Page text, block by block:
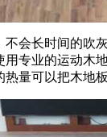
长时间的吹
专业的运动
量可以把木地